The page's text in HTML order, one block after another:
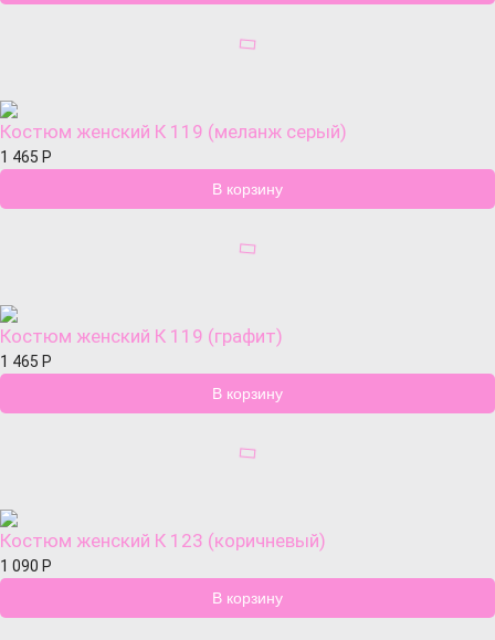
Костюм женский К 119 (меланж серый)
1 465 Р
Костюм женский К 119 (графит)
1 465 Р
Костюм женский К 123 (коричневый)
1 090 Р